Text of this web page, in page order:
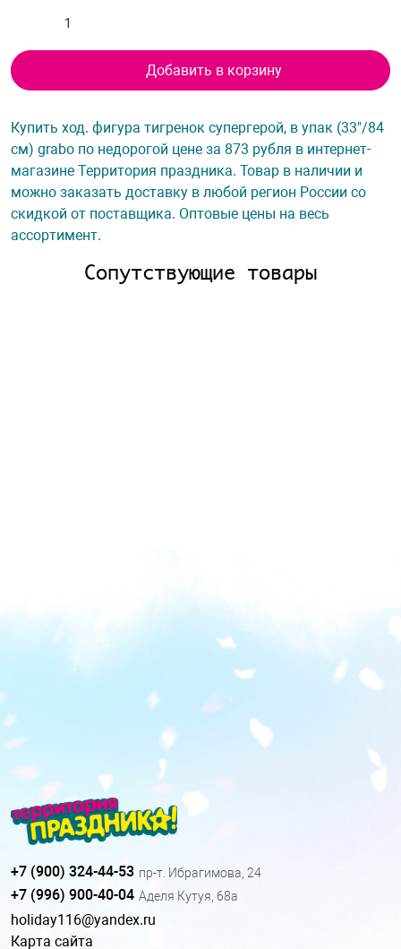
Добавить в корзину
Купить ход. фигура тигренок супергерой, в упак (33"/84
см) grabo по недорогой цене за 873 рубля в интернет-
магазине Территория праздника. Товар в наличии и
можно заказать доставку в любой регион России со
скидкой от поставщика. Оптовые цены на весь
ассортимент.
Сопутствующие товары
+7 (900) 324-44-53 пр-т. Ибрагимова, 24
+7 (996) 900-40-04 Аделя Кутуя, 68а
holiday116@yandex.ru
Карта сайта